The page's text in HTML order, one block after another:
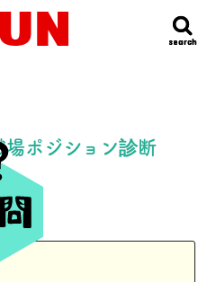
search
search
明日の運勢ランキング 今週の運勢
ポジション診断